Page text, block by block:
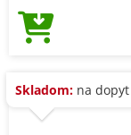
Skladom: na dopyt